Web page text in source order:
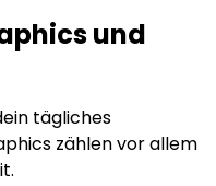
und
tägliches
zählen vor allem